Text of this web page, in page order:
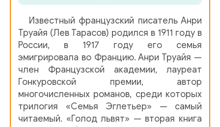
1_1_08
1_1_09
1_1_10
1_1_11
1_2_00
1_2_01
Известный французский писатель Анри
Труайя (Лев Тарасов) родился в 1911 году в
России, в 1917 году его семья
эмигрировала во Францию. Анри Труайя —
член Французской академии, лауреат
Гонкуровской премии, автор
многочисленных романов, среди которых
трилогия «Семья Эглетьер» — самый
читаемый. «Голод львят» — вторая книга